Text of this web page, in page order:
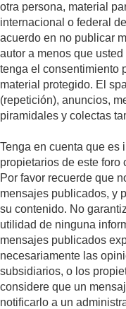
otra persona, material
internacional o federal
acuerdo en no publicar
autor a menos que
tenga el consentimiento
material protegido. El
(repetición), anuncios,
piramidales y colectas
Tenga en cuenta que es
propietarios de este foro
Por favor recuerde que
mensajes publicados, y
su contenido. No
utilidad de ninguna
mensajes publicados
necesariamente las
subsidiarios, o los
considere que un
notificarlo a un